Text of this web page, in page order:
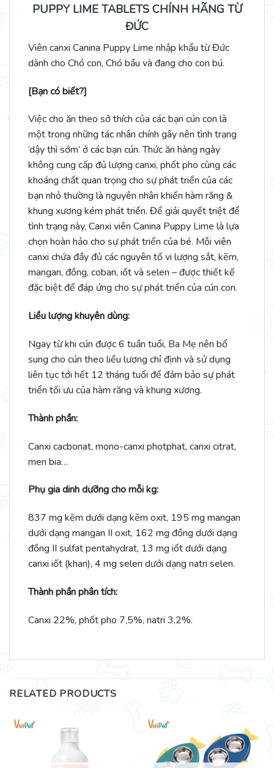
PUPPY LIME TABLETS CHÍNH HÃNG TỪ
ĐỨC
Viên canxi Canina Puppy Lime nhập khẩu từ Đức
dành cho Chó con, Chó bầu và đang cho con bú.
[Bạn có biết?]
Việc cho ăn theo sở thích của các bạn cún con là
một trong những tác nhân chính gây nên tình trạng
‘dậy thì sớm’ ở các bạn cún. Thức ăn hàng ngày
không cung cấp đủ lượng canxi, phốt pho cùng các
khoáng chất quan trọng cho sự phát triển của các
bạn nhỏ thường là nguyên nhân khiến hàm răng &
khung xương kém phát triển. Để giải quyết triệt để
tình trạng này, Canxi viên Canina Puppy Lime là lựa
chọn hoàn hảo cho sự phát triển của bé. Mỗi viên
canxi chứa đầy đủ các nguyên tố vi lượng sắt, kẽm,
mangan, đồng, coban, iốt và selen – được thiết kế
đặc biệt để đáp ứng cho sự phát triển của cún con.
Liều lượng khuyên dùng:
Ngay từ khi cún được 6 tuần tuổi, Ba Mẹ nên bổ
sung cho cún theo liều lượng chỉ định và sử dụng
liên tục tới hết 12 tháng tuổi để đảm bảo sự phát
triển tối ưu của hàm răng và khung xương.
Thành phần:
Canxi cacbonat, mono-canxi photphat, canxi citrat,
men bia…
Phụ gia dinh dưỡng cho mỗi kg:
837 mg kẽm dưới dạng kẽm oxit, 195 mg mangan
dưới dạng mangan II oxit, 162 mg đồng dưới dạng
đồng II sulfat pentahydrat, 13 mg iốt dưới dạng
canxi iốt (khan), 4 mg selen dưới dạng natri selen.
Thành phần phân tích:
Canxi 22%, phốt pho 7,5%, natri 3,2%.
RELATED PRODUCTS